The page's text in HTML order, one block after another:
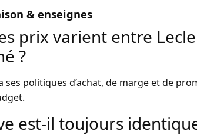
& enseignes
prix varient entre
?
ses politiques d’achat, de marge et de
est-il toujours